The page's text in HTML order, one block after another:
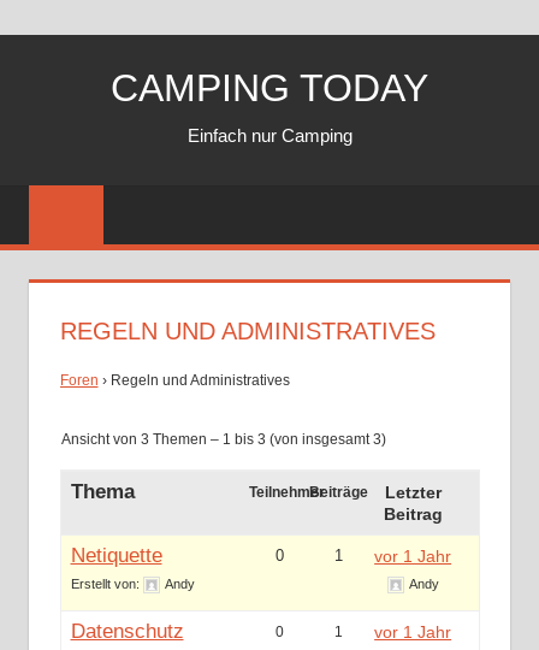
CAMPING TODAY
Einfach nur Camping
REGELN UND ADMINISTRATIVES
Foren › Regeln und Administratives
Ansicht von 3 Themen – 1 bis 3 (von insgesamt 3)
Thema TeilnehmerBeiträge
Letzter
Beitrag
Netiquette
Erstellt von: Andy
0 1 vor 1 Jahr
Andy
Datenschutz 0 1 vor 1 Jahr